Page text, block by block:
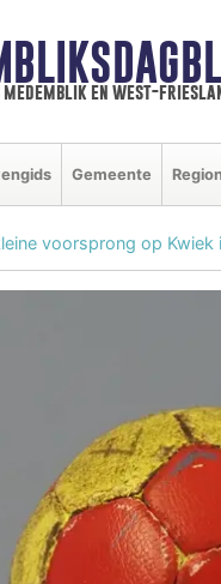
en west-
Gemeente
voorsprong op Kwiek